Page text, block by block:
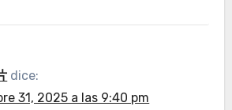
dice:
31, 2025 a las 9:40 pm